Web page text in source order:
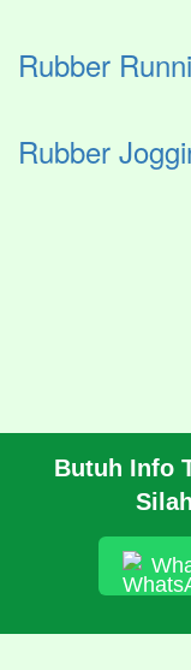
Butuh Info
Rubber
Rubber
CARA PESAN
HUBUNGI KAMI
© 2026 https://
Rubber Running Track